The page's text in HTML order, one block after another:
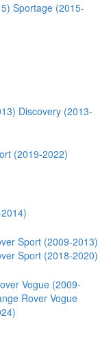
Sportage (2015-
Discovery (2013-
(2019-2022)
Sport (2009-2013)
Sport (2018-2020)
Vogue (2009-
Rover Vogue